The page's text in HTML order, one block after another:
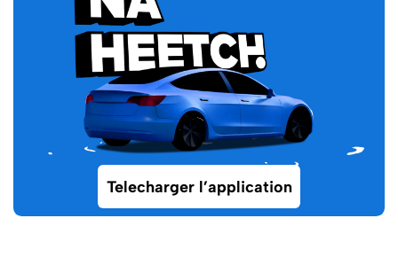
Telecharger l’application